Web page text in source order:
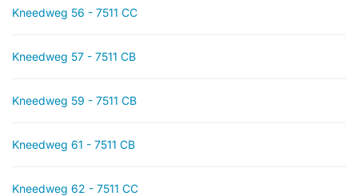
Kneedweg 56 - 7511 CC
Kneedweg 57 - 7511 CB
Kneedweg 59 - 7511 CB
Kneedweg 61 - 7511 CB
Kneedweg 62 - 7511 CC